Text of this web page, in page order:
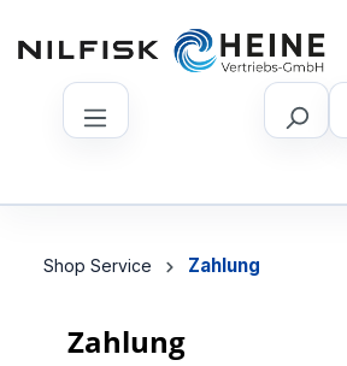
Shop Service Zahlung
Zahlung